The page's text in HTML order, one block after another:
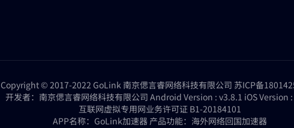
Copyright © 2017-2022 GoLink 南京偲言睿网络科技有限公司 苏ICP备
开发者：南京偲言睿网络科技有限公司 Android Version : v3.8.1 iOS Version
互联网虚拟专用网业务许可证 B1-20184101
APP名称：GoLink加速器 产品功能：海外网络回国加速器